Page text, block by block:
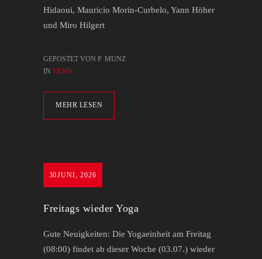
Hidaoui, Mauricio Morin-Curbelo, Yann Höher
und Miro Hilgert
MEHR LESEN
GEPOSTET VON P. MUNZ
IN NEWS
30JUNI, 2026
Freitags wieder Yoga
Gute Neuigkeiten: Die Yogaeinheit am Freitag
(08:00) findet ab dieser Woche (03.07.) wieder